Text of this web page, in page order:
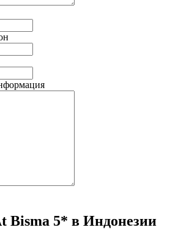
Bisma 5* в Индонезии